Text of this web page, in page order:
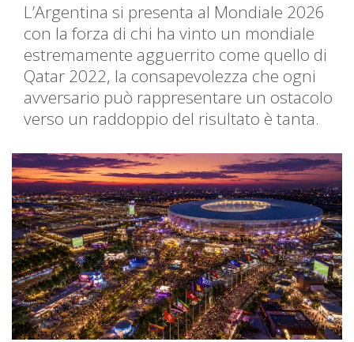
L’Argentina si presenta al Mondiale 2026
con la forza di chi ha vinto un mondiale
estremamente agguerrito come quello di
Qatar 2022, la consapevolezza che ogni
avversario può rappresentare un ostacolo
verso un raddoppio del risultato è tanta.